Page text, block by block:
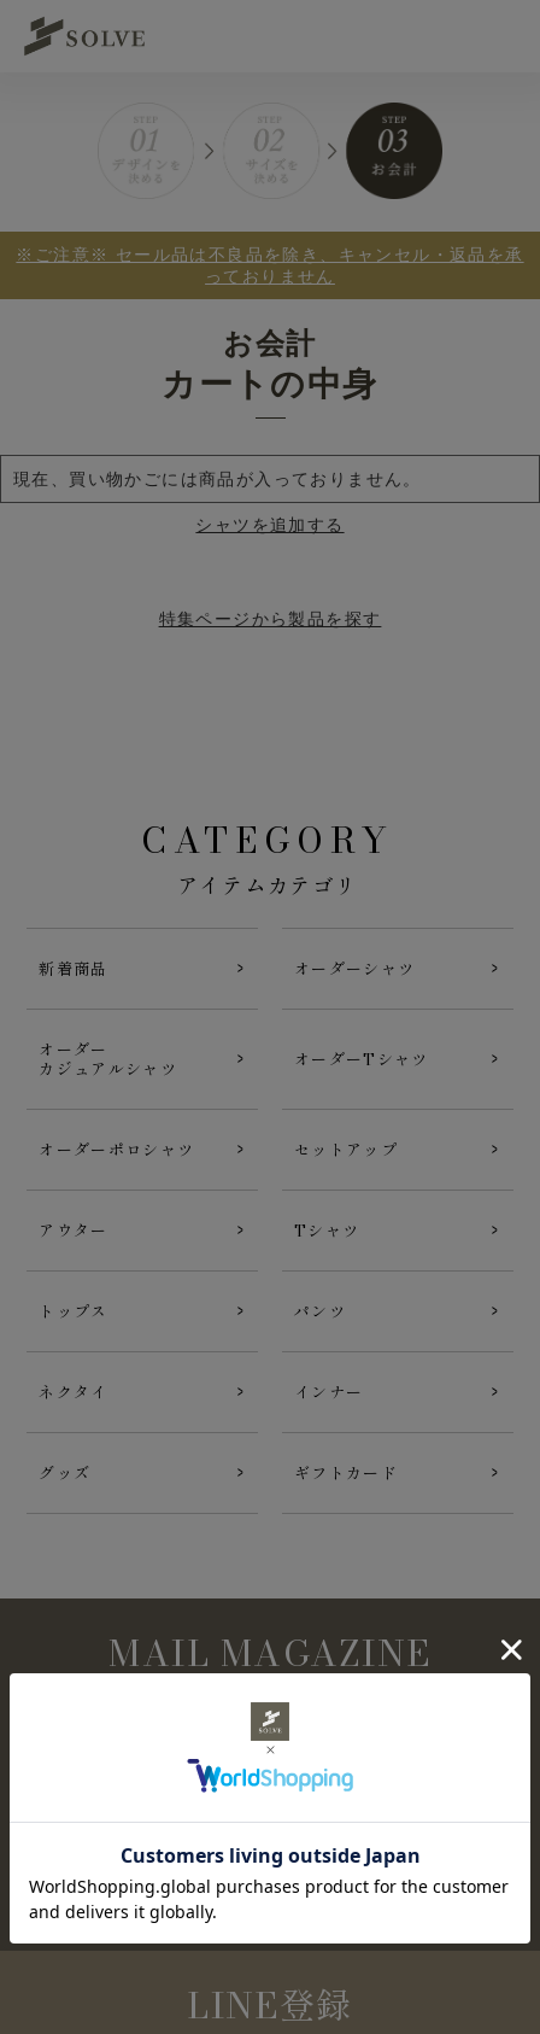
※ご注意※ セール品は不良品を除き、キャンセル・返品を承
っておりません
お会計
カートの中身
現在、買い物かごには商品が入っておりません。
シャツを追加する
特集ページから製品を探す
CATEGORY
アイテムカテゴリ
新着商品 オーダーシャツ
オーダー
カジュアルシャツ
オーダーTシャツ
オーダーポロシャツ セットアップ
アウター Tシャツ
トップス パンツ
ネクタイ インナー
グッズ ギフトカード
MAIL MAGAZINE
メールマガジン購読
NEWアイテムやセール情報など、お得な情報を定
期的にお知らせします。
登録ページ
LINE登録